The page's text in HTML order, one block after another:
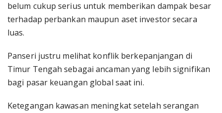
belum cukup serius untuk memberikan dampak besar
terhadap perbankan maupun aset investor secara
luas.
Panseri justru melihat konflik berkepanjangan di
Timur Tengah sebagai ancaman yang lebih signifikan
bagi pasar keuangan global saat ini.
Ketegangan kawasan meningkat setelah serangan